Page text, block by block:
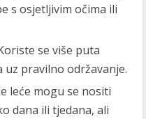
s osjetljivim očima ili
se više puta
pravilno održavanje.
leće mogu se nositi
dana ili tjedana, ali